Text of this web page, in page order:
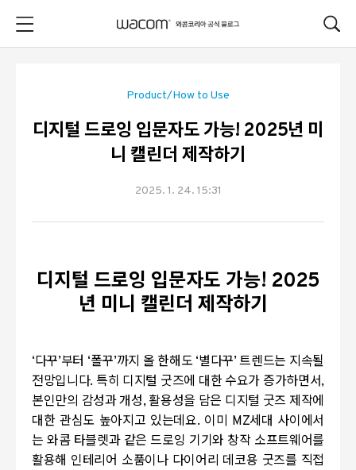
Product/How to Use
디지털 드로잉 입문자도 가능! 2025년 미
니 캘린더 제작하기
2025. 1. 24. 15:31
디지털 드로잉 입문자도 가능! 2025
년 미니 캘린더 제작하기
‘다꾸’부터 ‘폴꾸’까지 올 한해도 ‘별다꾸’트렌드는 지속될
전망입니다. 특히 디지털 굿즈에 대한 수요가 증가하면서,
본인만의 감성과 개성, 활용성을 담은 디지털 굿즈 제작에
대한 관심도 높아지고 있는데요. 이미 MZ세대 사이에서
는 와콤 타블렛과 같은 드로잉 기기와 창작 소프트웨어를
활용해 인테리어 소품이나 다이어리 데코용 굿즈를 직접